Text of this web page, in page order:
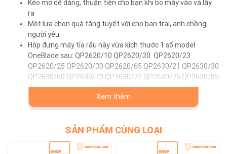
Kéo mở dễ dàng, thuận tiện cho bạn khi bỏ máy vào và lấy
ra
Một lựa chọn quà tặng tuyệt vời cho bạn trai, anh chồng,
người yêu
Hộp đựng máy tỉa râu này vừa kích thước 1 số model
OneBlade sau: QP2620/10 QP2620/20 QP2620/23
QP2620/25 QP2620/30 QP2620/65 QP2630/21 QP2630/30
QP2630/60 QP2630/70 QP2630/72 QP2630/75 QP2630/85
Thông tin sản phẩm
Tên sản phẩm: Túi cứng đựng máy tỉa râu Philips OneBlade
Face + Body QP2620 QP2630 đựng được dây sạc, chống va
đập, tiện dụng mang du lịch
Xem thêm
SẢN PHẨM CÙNG LOẠI